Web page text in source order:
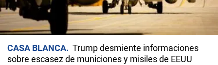
CASA BLANCA
Trump desmiente informaciones
sobre escasez de municiones y misiles de EEUU